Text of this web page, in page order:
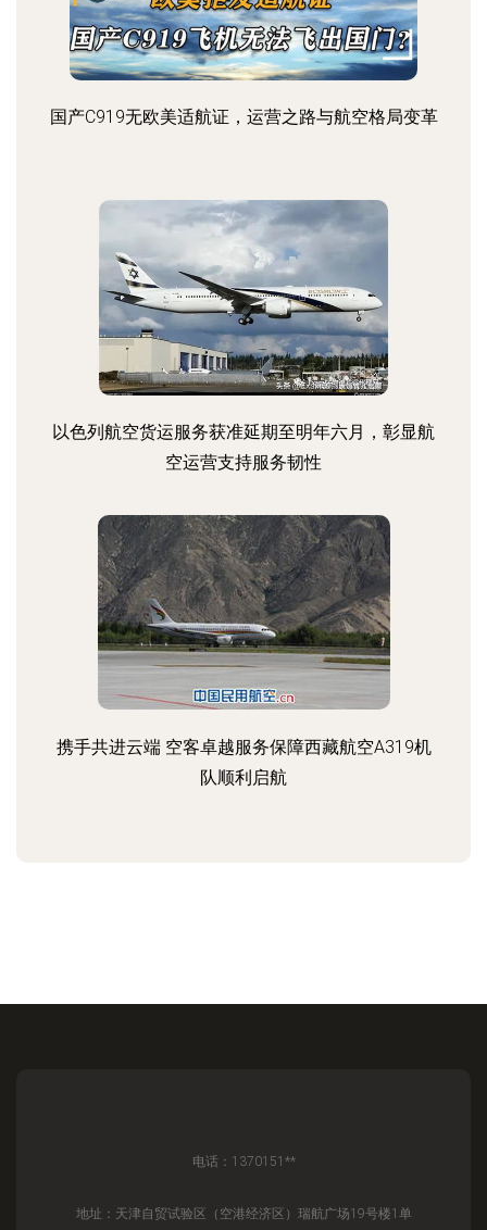
国产C919无欧美适航证，运营之路与航空格局变革
以色列航空货运服务获准延期至明年六月，彰显航
空运营支持服务韧性
携手共进云端 空客卓越服务保障西藏航空A319机
队顺利启航
电话：1370151**
地址：天津自贸试验区（空港经济区）瑞航广场19号楼1单